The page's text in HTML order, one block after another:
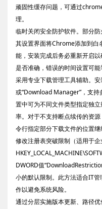
顽固性缓存问题，可通过
理。
临时关闭安全防护软件。部分
其设置界面将Chrome添加到白
能，安装完成后务必重新开启
是否准确，错误的时间设置可能
采用专业下载管理工具辅助。
或“Download Manager”，支
置中可为不同文件类型指定独
率。对于不支持断点续传的资
令行指定部分下载文件的位置继
修改注册表突破限制（适用于
DWORD值
小的默认限制。此方法适合IT
作以避免系统风险。
通过分层实施版本更新、路径